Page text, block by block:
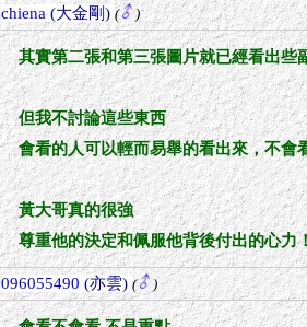
chiena(大金剛) ( )
其實第二張和第三張圖片就已經看出些
但我不討論這些東西
會看的人可以輕而易舉的看出來，不
黃大哥真的很強
尊重他的決定和佩服他背後付出的心力
096055490(亦雲) ( )